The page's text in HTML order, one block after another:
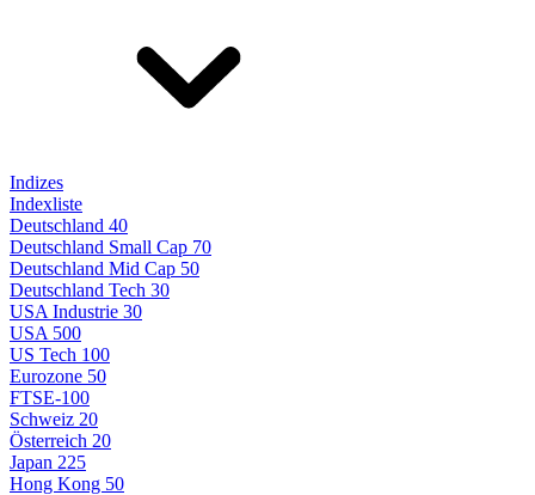
Indizes
Indexliste
Deutschland 40
Deutschland Small Cap 70
Deutschland Mid Cap 50
Deutschland Tech 30
USA Industrie 30
USA 500
US Tech 100
Eurozone 50
FTSE-100
Schweiz 20
Österreich 20
Japan 225
Hong Kong 50